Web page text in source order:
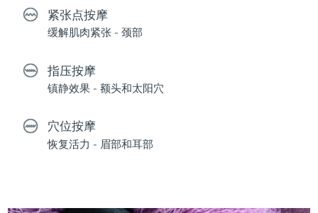
紧张点按摩
缓解肌肉紧张 - 颈部
指压按摩
镇静效果 - 额头和太阳穴
穴位按摩
恢复活力 - 眉部和耳部